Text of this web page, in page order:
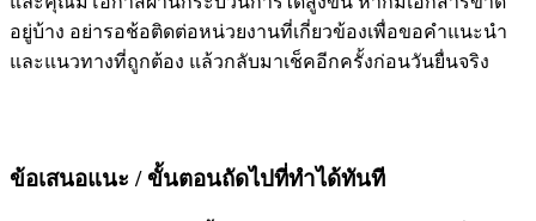
อยู่บ้าง อย่ารอช้อติดต่อหน่วยงานที่เกี่ยวข้องเพื่อขอคำแนะนำ
และแนวทางที่ถูกต้อง แล้วกลับมาเช็คอีกครั้งก่อนวันยื่นจริง
ข้อเสนอแนะ / ขั้นตอนถัดไปที่ทำได้ทันที